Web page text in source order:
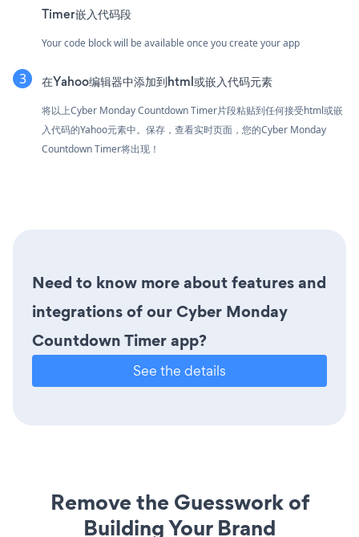
Timer嵌入代码段
Your code block will be available once you create your app
在Yahoo编辑器中添加到html或嵌入代码元素
将以上Cyber Monday Countdown Timer片段粘贴到任何接受html或嵌
入代码的Yahoo元素中。保存，查看实时页面，您的Cyber Monday
Countdown Timer将出现！
Need to know more about features and
integrations of our Cyber Monday
Countdown Timer app?
See the details
Remove the Guesswork of
Building Your Brand